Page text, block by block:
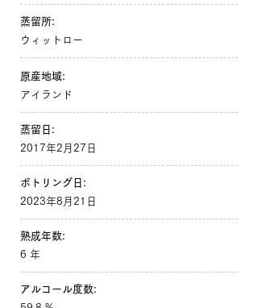
蒸留所:
ウィットロー
原産地域:
アイランド
蒸留日:
2017年2月27日
ボトリング日:
2023年8月21日
熟成年数:
6 年
アルコール度数: